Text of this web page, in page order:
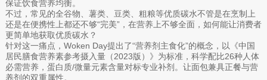
保证饮食营养均衡。
不过，常见的全谷物、薯类、豆类、粗粮等优质碳水不管是在烹制上
还是在便携性上都还不够“完美”，在营养上不够全面，如何能让消费者
更简单地获取优质碳水？
针对这一痛点，Woken Day提出了“营养剂主食化”的概念，以《中国
居民膳食营养素参考摄入量（2023版）》为标准，科学配比26种人体
必需营养，蛋白质/微量元素含量对标专业补剂。让面包兼具正餐与营
养剂的双重属性。